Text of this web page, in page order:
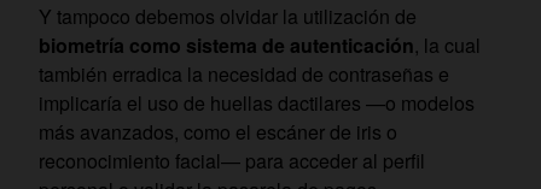
Y tampoco debemos olvidar la utilización de
biometría como sistema de autenticación, la cual
también erradica la necesidad de contraseñas e
implicaría el uso de huellas dactilares —o modelos
más avanzados, como el escáner de iris o
reconocimiento facial— para acceder al perfil